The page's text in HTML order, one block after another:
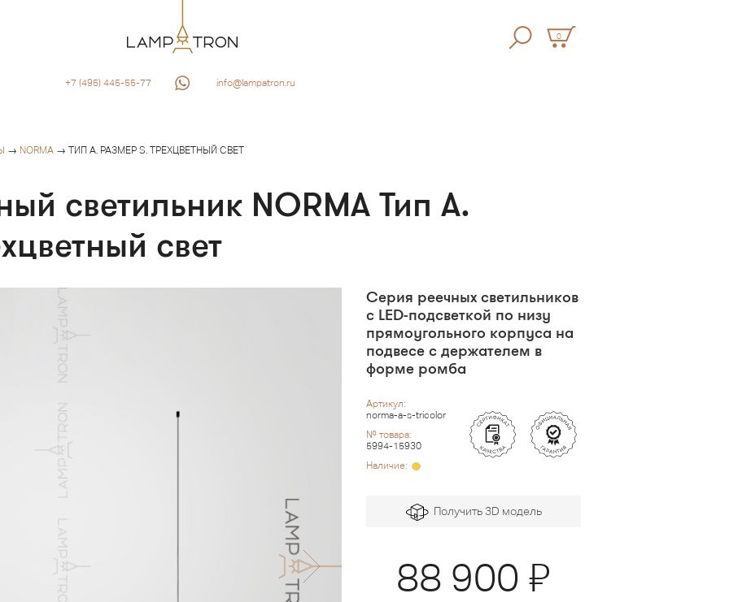
0
+7 (495) 445-55-77 info@lampatron.ru
→ NORMA → ТИП A. РАЗМЕР S. ТРЕХЦВЕТНЫЙ СВЕТ
светильник NORMA Тип A.
свет
Серия реечных светильников
с LED-подсветкой по низу
прямоугольного корпуса на
подвесе с держателем в
форме ромба
Артикул:
norma-a-s-tricolor
№ товара:
5994-15930
Наличие:
Получить 3D модель
88 900 Я